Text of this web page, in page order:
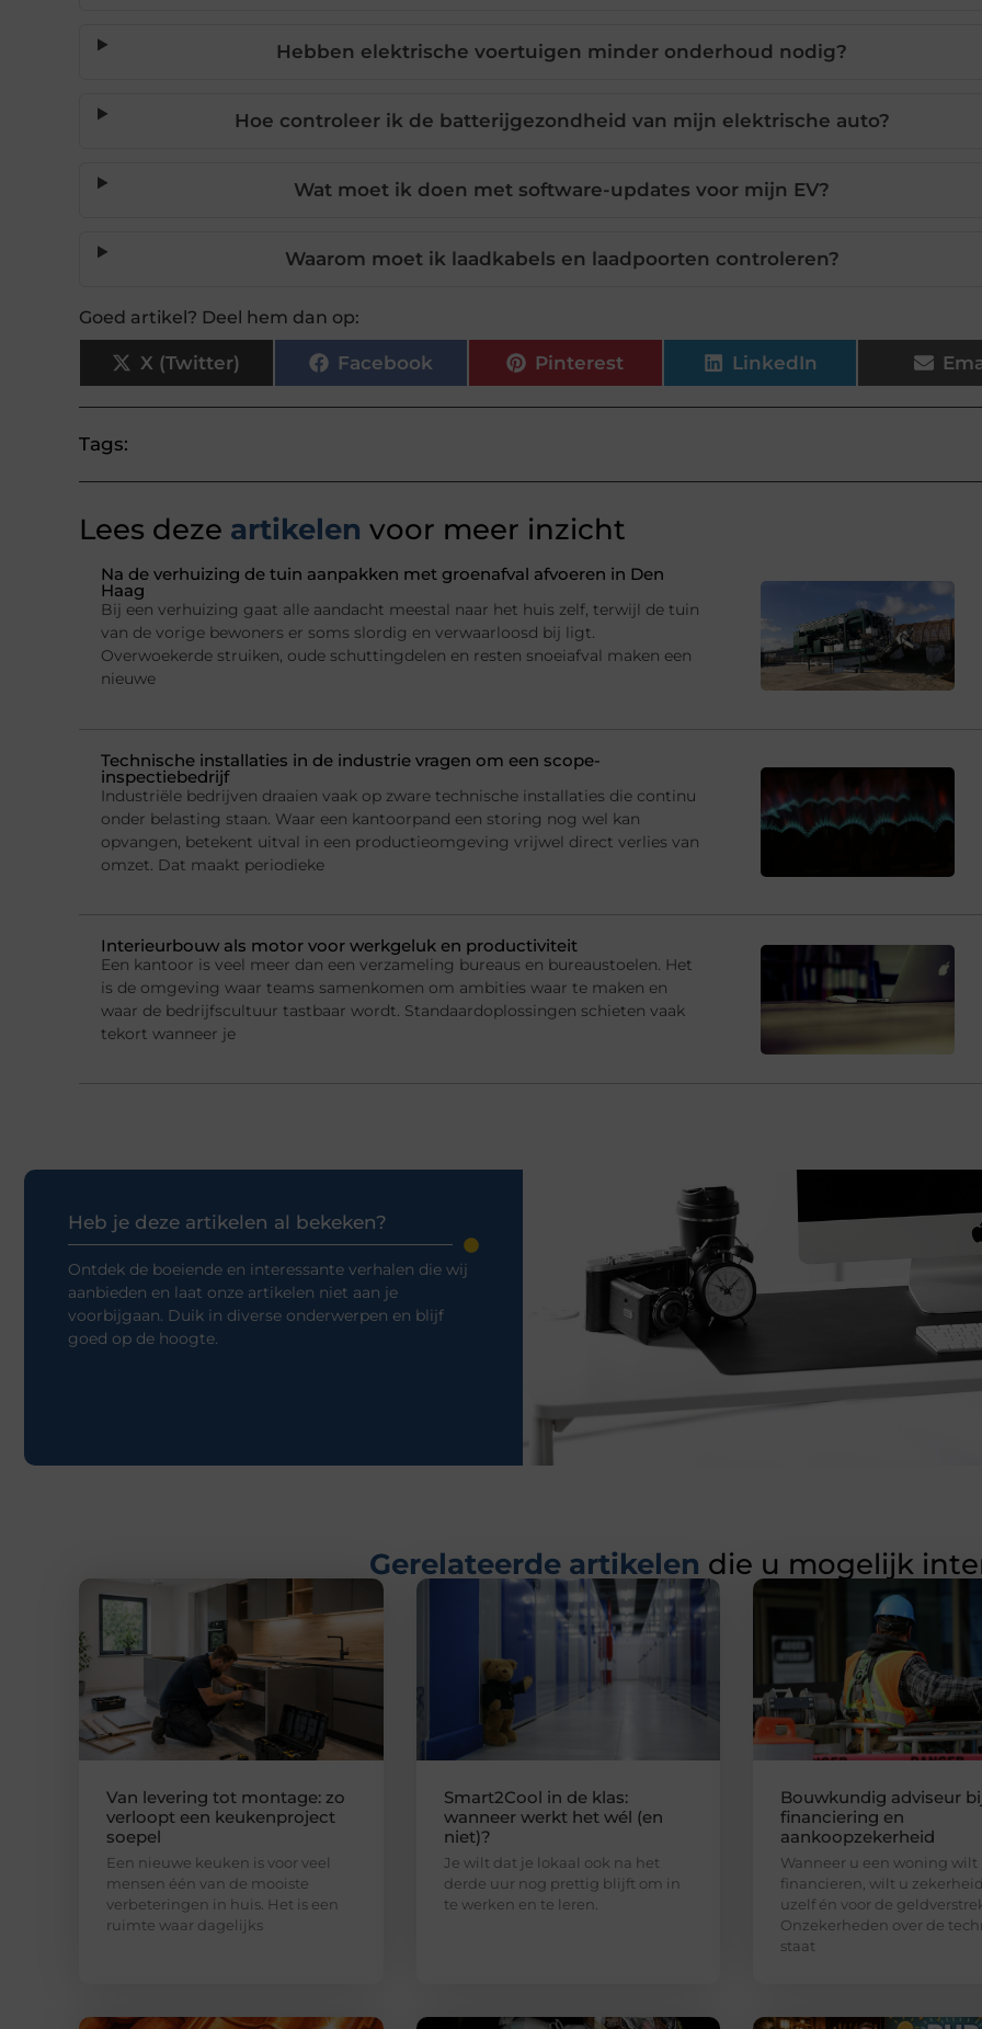
Hebben elektrische voertuigen minder onderhoud nodig?
Hoe controleer ik de batterijgezondheid van mijn elektrische auto?
Wat moet ik doen met software-updates voor mijn EV?
Waarom moet ik laadkabels en laadpoorten controleren?
Goed artikel? Deel hem dan op:
X (Twitter) Facebook Pinterest LinkedIn
Tags:
Lees deze artikelen voor meer inzicht
Na de verhuizing de tuin aanpakken met groenafval afvoeren in Den
Haag
Bij een verhuizing gaat alle aandacht meestal naar het huis zelf, terwijl de tuin
van de vorige bewoners er soms slordig en verwaarloosd bij ligt.
Overwoekerde struiken, oude schuttingdelen en resten snoeiafval maken een
nieuwe
Technische installaties in de industrie vragen om een scope-
inspectiebedrijf
Industriële bedrijven draaien vaak op zware technische installaties die continu
onder belasting staan. Waar een kantoorpand een storing nog wel kan
opvangen, betekent uitval in een productieomgeving vrijwel direct verlies van
omzet. Dat maakt periodieke
Interieurbouw als motor voor werkgeluk en productiviteit
Een kantoor is veel meer dan een verzameling bureaus en bureaustoelen. Het
is de omgeving waar teams samenkomen om ambities waar te maken en
waar de bedrijfscultuur tastbaar wordt. Standaardoplossingen schieten vaak
tekort wanneer je
Heb je deze artikelen al bekeken?
Ontdek de boeiende en interessante verhalen die wij
aanbieden en laat onze artikelen niet aan je
voorbijgaan. Duik in diverse onderwerpen en blijf
goed op de hoogte.
Gerelateerde artikelen die u mogelijk
Van levering tot montage: zo
verloopt een keukenproject
soepel
Een nieuwe keuken is voor veel
mensen één van de mooiste
verbeteringen in huis. Het is een
ruimte waar dagelijks
Smart2Cool in de klas:
wanneer werkt het wél (en
niet)?
Je wilt dat je lokaal ook na het
derde uur nog prettig blijft om in
te werken en te leren.
Bouwkundig adviseur
financiering en
aankoopzekerheid
Wanneer u een woning wilt
financieren, wilt u
uzelf én voor de
Onzekerheden over de
staat